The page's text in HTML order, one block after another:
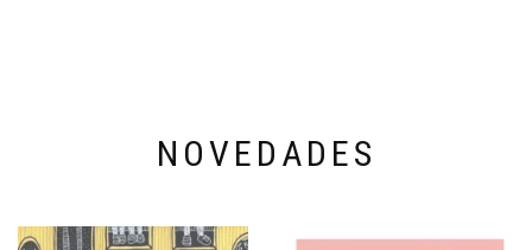
NOVEDADES